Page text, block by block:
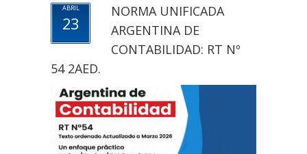
ABRIL
23
NORMA UNIFICADA
ARGENTINA DE
CONTABILIDAD: RT Nº
54 2AED.